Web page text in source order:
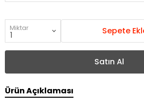
Miktar Sepete
Satın Al
Ürün Açıklaması